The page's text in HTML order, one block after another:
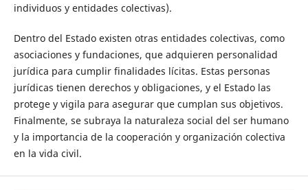
individuos y entidades colectivas).
Dentro del Estado existen otras entidades colectivas, como
asociaciones y fundaciones, que adquieren personalidad
jurídica para cumplir finalidades lícitas. Estas personas
jurídicas tienen derechos y obligaciones, y el Estado las
protege y vigila para asegurar que cumplan sus objetivos.
Finalmente, se subraya la naturaleza social del ser humano
y la importancia de la cooperación y organización colectiva
en la vida civil.